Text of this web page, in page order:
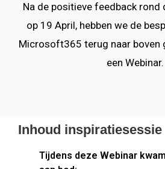
Na de positieve feedback rond
op 19 April, hebben we de
Microsoft365 terug naar boven
een Webinar.
Inhoud inspiratiesessie
Tijdens deze Webinar